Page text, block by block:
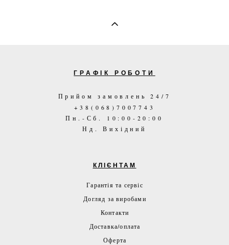
ГРАФІК РОБОТИ
Прийом замовлень 24/7
+38(068)7007743
Пн.-Сб. 10:00-20:00
Нд. Вихідний
КЛІЄНТАМ
Гарантія та сервіс
Догляд за виробами
Контакти
Доставка/оплата
Оферта